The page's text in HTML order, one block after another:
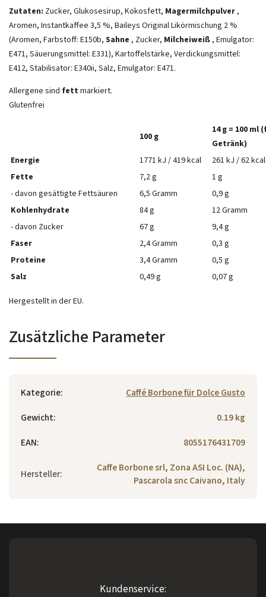
Zutaten: Zucker, Glukosesirup, Kokosfett, Magermilchpulver ,
Aromen, Instantkaffee 3,5 %, Baileys Original Likörmischung 2 %
(Aromen, Farbstoff: E150b, Sahne , Zucker, Milcheiweiß , Emulgator:
E471, Säuerungsmittel: E331), Kartoffelstärke, Verdickungsmittel:
E412, Stabilisator: E340ii, Salz, Emulgator: E471.
Allergene sind fettmarkiert.
Glutenfrei
100 g
14 g = 100 ml
Getränk)
Energie
1771 kJ / 419 kcal
261 kJ / 62 kcal
Fette
7,2 g
1 g
- davon gesättigte Fettsäuren
6,5 Gramm
0,9 g
Kohlenhydrate
84 g
12 Gramm
- davon Zucker
67 g
9,4 g
Faser
2,4 Gramm
0,3 g
Proteine
3,4 Gramm
0,5 g
Salz
0,49 g 0,07 g
Hergestellt in der EU.
Zusätzliche Parameter
Kategorie:
Caffé Borbone für Dolce Gusto
Gewicht:
0.19 kg
EAN: 8055176431709
Hersteller:
Caffe Borbone srl, Zona ASI Loc. (NA),
Pascarola snc Caivano, Italy
Kundenservice: